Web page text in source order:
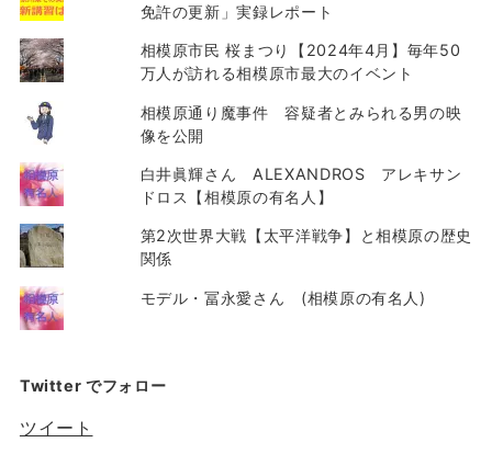
免許の更新」実録レポート
相模原市民 桜まつり【2024年4月】毎年50
万人が訪れる相模原市最大のイベント
相模原通り魔事件 容疑者とみられる男の映
像を公開
白井眞輝さん ALEXANDROS アレキサン
ドロス【相模原の有名人】
第2次世界大戦【太平洋戦争】と相模原の歴史
関係
モデル・冨永愛さん (相模原の有名人)
Twitter でフォロー
ツイート